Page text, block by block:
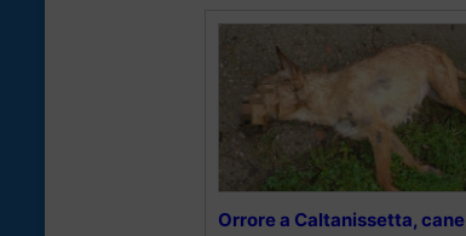
Orrore a Caltanissetta, cane